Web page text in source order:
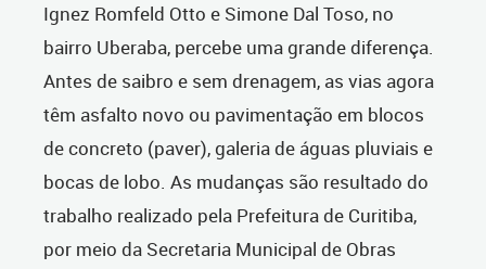
Ignez Romfeld Otto e Simone Dal Toso, no
bairro Uberaba, percebe uma grande diferença.
Antes de saibro e sem drenagem, as vias agora
têm asfalto novo ou pavimentação em blocos
de concreto (paver), galeria de águas pluviais e
bocas de lobo. As mudanças são resultado do
trabalho realizado pela Prefeitura de Curitiba,
por meio da Secretaria Municipal de Obras